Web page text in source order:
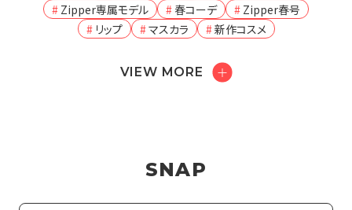
Zipper専属モデル
春コーデ
Zipper春号
リップ
マスカラ 新作コスメ
VIEW MORE
SNAP